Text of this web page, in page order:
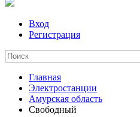
Вход
Регистрация
Главная
Электростанции
Амурская область
Свободный